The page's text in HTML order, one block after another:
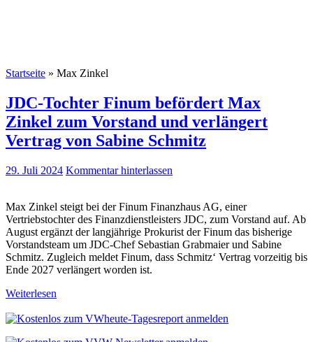
Startseite » Max Zinkel
JDC-Tochter Finum befördert Max
Zinkel zum Vorstand und verlängert
Vertrag von Sabine Schmitz
29. Juli 2024 Kommentar hinterlassen
Max Zinkel steigt bei der Finum Finanzhaus AG, einer
Vertriebstochter des Finanzdienstleisters JDC, zum Vorstand auf. Ab
August ergänzt der langjährige Prokurist der Finum das bisherige
Vorstandsteam um JDC-Chef Sebastian Grabmaier und Sabine
Schmitz. Zugleich meldet Finum, dass Schmitz‘ Vertrag vorzeitig bis
Ende 2027 verlängert worden ist.
Weiterlesen